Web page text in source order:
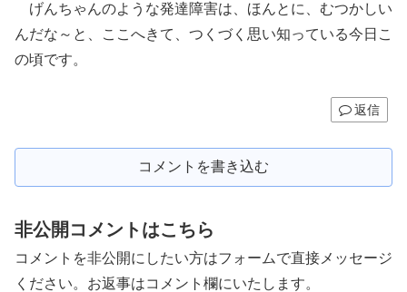
げんちゃんのような発達障害は、ほんとに、むつかしい
んだな～と、ここへきて、つくづく思い知っている今日こ
の頃です。
返信
コメントを書き込む
非公開コメントはこちら
コメントを非公開にしたい方はフォームで直接メッセージ
ください。お返事はコメント欄にいたします。